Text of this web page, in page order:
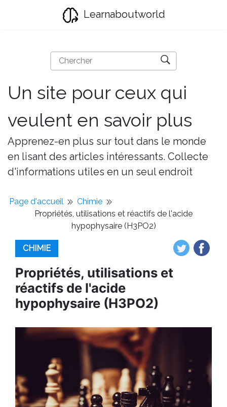
Learnaboutworld
Un site pour ceux qui
veulent en savoir plus
Apprenez-en plus sur tout dans le monde
en lisant des articles intéressants. Collecte
d'informations utiles en un seul endroit
Page d'accueil
Chimie
Propriétés, utilisations et réactifs de l'acide
hypophysaire (H3PO2)
CHIMIE
Propriétés, utilisations et
réactifs de l'acide
hypophysaire (H3PO2)